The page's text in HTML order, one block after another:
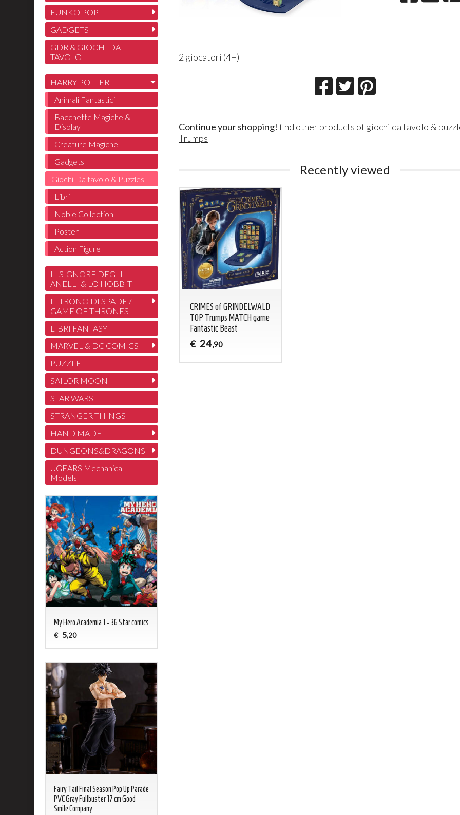
2 giocatori (4+)
Continue your shopping! find other products ofgiochi da tavolo &
Trumps
Recently viewed
CRIMES of GRINDELWALD
TOP Trumps MATCH game
Fantastic Beast
€ 24,90
FUNKO POP
GADGETS
GDR & GIOCHI DA
TAVOLO
HARRY POTTER
Animali Fantastici
Bacchette Magiche &
Display
Creature Magiche
Gadgets
Giochi Da tavolo & Puzzles
Libri
Noble Collection
Poster
Action Figure
IL SIGNORE DEGLI
ANELLI & LO HOBBIT
IL TRONO DI SPADE /
GAME OF THRONES
LIBRI FANTASY
MARVEL & DC COMICS
PUZZLE
SAILOR MOON
STAR WARS
STRANGER THINGS
HAND MADE
DUNGEONS&DRAGONS
UGEARS Mechanical
Models
My Hero Academia 1 - 36 Star comics
€ 5,20
Fairy Tail Final Season Pop Up Parade
PVC Gray Fullbuster 17 cm Good
Smile Company